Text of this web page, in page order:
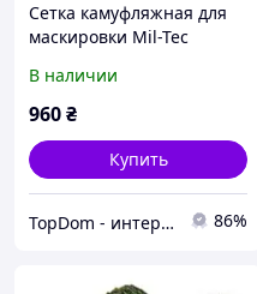
Сетка камуфляжная для
маскировки Mil-Tec
1,4x3 м Woodland
В наличии
960₴
Купить
TopDom - интернет магазин топовых товаров для дома и офиса 86%